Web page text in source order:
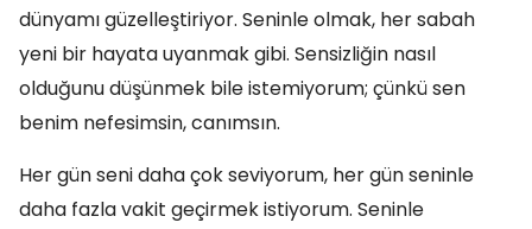
dünyamı güzelleştiriyor. Seninle olmak, her sabah
yeni bir hayata uyanmak gibi. Sensizliğin nasıl
olduğunu düşünmek bile istemiyorum; çünkü sen
benim nefesimsin, canımsın.
Her gün seni daha çok seviyorum, her gün seninle
daha fazla vakit geçirmek istiyorum. Seninle